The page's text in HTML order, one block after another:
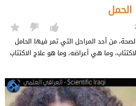
الحمل
من أحد المراحل التي تمر فيها الحامل
وما هي أعراضه، وما هو علاج الاكتئاب